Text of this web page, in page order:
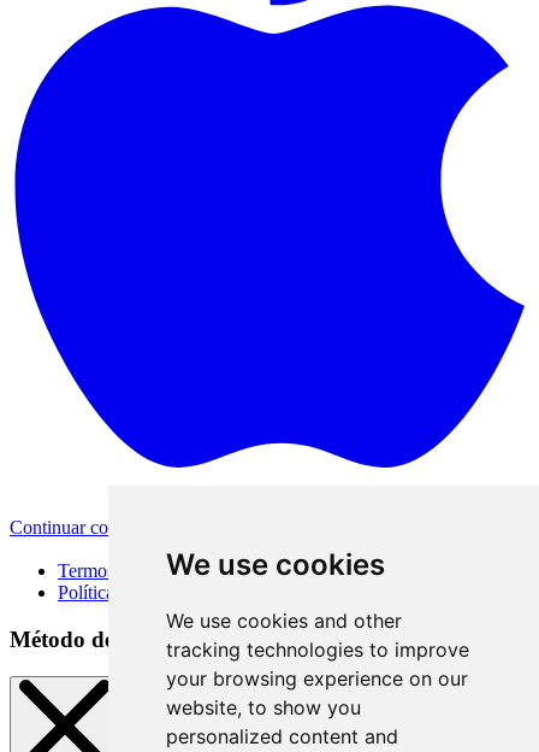
We use cookies
We use cookies and other
tracking technologies to improve
your browsing experience on our
website, to show you
personalized content and
Continuar com a Apple
Termos de Uso
Política de Privacidade
Método de acesso